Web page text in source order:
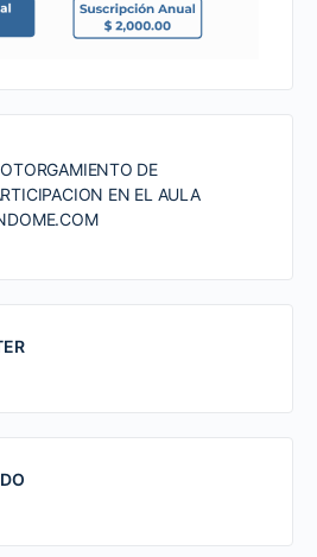
DE
EN EL AULA